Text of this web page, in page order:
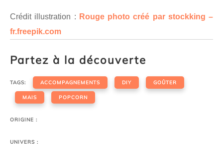
Crédit illustration : Rouge photo créé par stockking –
fr.freepik.com
Partez à la découverte
TAGS: ACCOMPAGNEMENTS DIY GOÛTER
MAIS POPCORN
ORIGINE :
UNIVERS :